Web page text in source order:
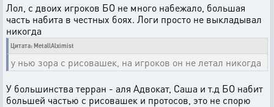
Лол, с двоих игроков БО не много набежало, большая
часть набита в честных боях. Логи просто не выкладывал
никогда
Цитата: MetallAlximist
у нью зора с рисовашек, на игроков он не летал никогда
У большинства терран - аля Адвокат, Саша и т.д БО набит
большей частью с рисовашек и протосов, это не спорю